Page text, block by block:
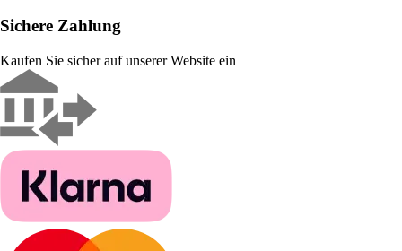
Sichere Zahlung
Kaufen Sie sicher auf unserer Website ein